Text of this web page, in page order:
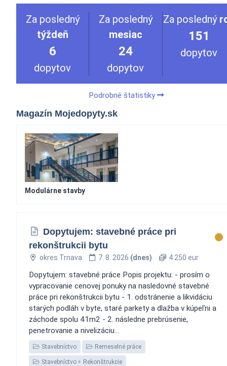
Za posledný
týždeň
6
dopytov
Za posledný
mesiac
24
dopytov
Za posledný
151
dopytov
Podrobné štatistiky
Magazín Mojedopyty.sk
Modulárne stavby
Dopytujem: stavebné práce pri
rekonštrukcii bytu
okres Trnava 7. 8. 2026 (dnes) 4 250 eur
Dopytujem: stavebné práce Popis projektu: - prosím o
vypracovanie cenovej ponuky na nasledovné stavebné
práce pri rekonštrukcii bytu - 1. odstránenie a likvidáciu
starých podláh v byte, staré parkety a dlažba v kúpeľni a
záchode spolu 41m2 - 2. následne prebrúsenie,
penetrovanie a nivelizáciu...
Stavebníctvo Remeselné práce
Stavebníctvo Rekonštrukcie